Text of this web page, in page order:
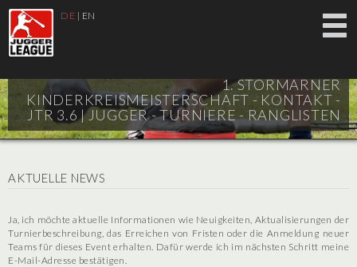
DE | EN
1. STORMARNER
KINDERKREISMEISTERSCHAFT - KONTAKT -
JTR 3.6 |JUGGER - TURNIERE - RANGLISTEN
AKTUELLE NEWS
Ja, ich möchte aktuelle Informationen wie Neuigkeiten, Aktualisierungen der
Turnierbeschreibung, das Erreichen von Fristen oder die Anmeldung neuer
Teams für dieses Event erhalten. Dafür werde ich im nächsten Schritt meine
E-Mail-Adresse bestätigen.